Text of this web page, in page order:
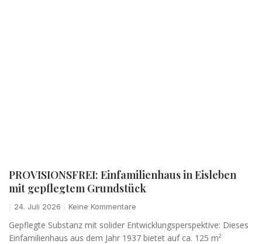
PROVISIONSFREI: Einfamilienhaus in Eisleben
mit gepflegtem Grundstück
24. Juli 2026 Keine Kommentare
Gepflegte Substanz mit solider Entwicklungsperspektive: Dieses
Einfamilienhaus aus dem Jahr 1937 bietet auf ca. 125 m²